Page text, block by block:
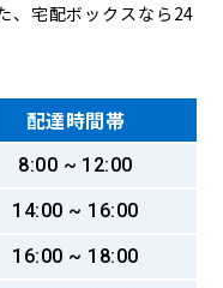
、宅配ボックスなら24
配達時間帯
8:00 ~ 12:00
14:00 ~ 16:00
16:00 ~ 18:00